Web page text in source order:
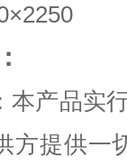
50
本产品实
方提供一